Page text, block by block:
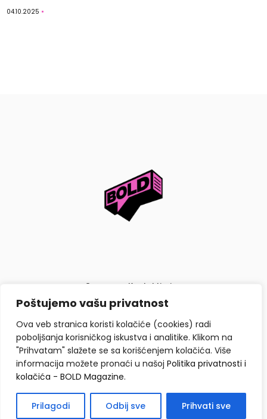
Poštujemo vašu privatnost
Ova veb stranica koristi kolačiće (cookies) radi
poboljšanja korisničkog iskustva i analitike. Klikom na
"Prihvatam" slažete se sa korišćenjem kolačića. Više
informacija možete pronaći u našoj Politika privatnosti i
kolačića - BOLD Magazine.
Prilagodi Odbij sve Prihvati sve
04.10.2025
O nama Kontaktiraj nas
Politika privatnosti i kolačića
Copyright © BOLD Magazine 2026. Sva prava zadržana.